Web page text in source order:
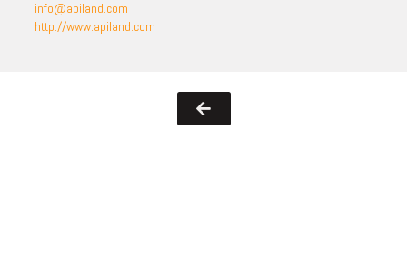
info@apiland.com
http://www.apiland.com